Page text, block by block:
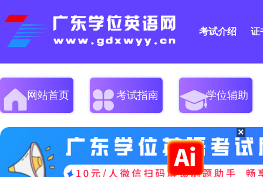
考试介绍 证
×
网站首页 考试指南 学位辅助